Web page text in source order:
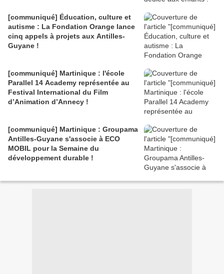
[communiqué] Éducation, culture et
autisme : La Fondation Orange lance
cinq appels à projets aux Antilles-
Guyane !
[communiqué] Martinique : l'école
Parallel 14 Academy représentée au
Festival International du Film
d’Animation d’Annecy !
[communiqué] Martinique : Groupama
Antilles-Guyane s'associe à ECO
MOBIL pour la Semaine du
développement durable !